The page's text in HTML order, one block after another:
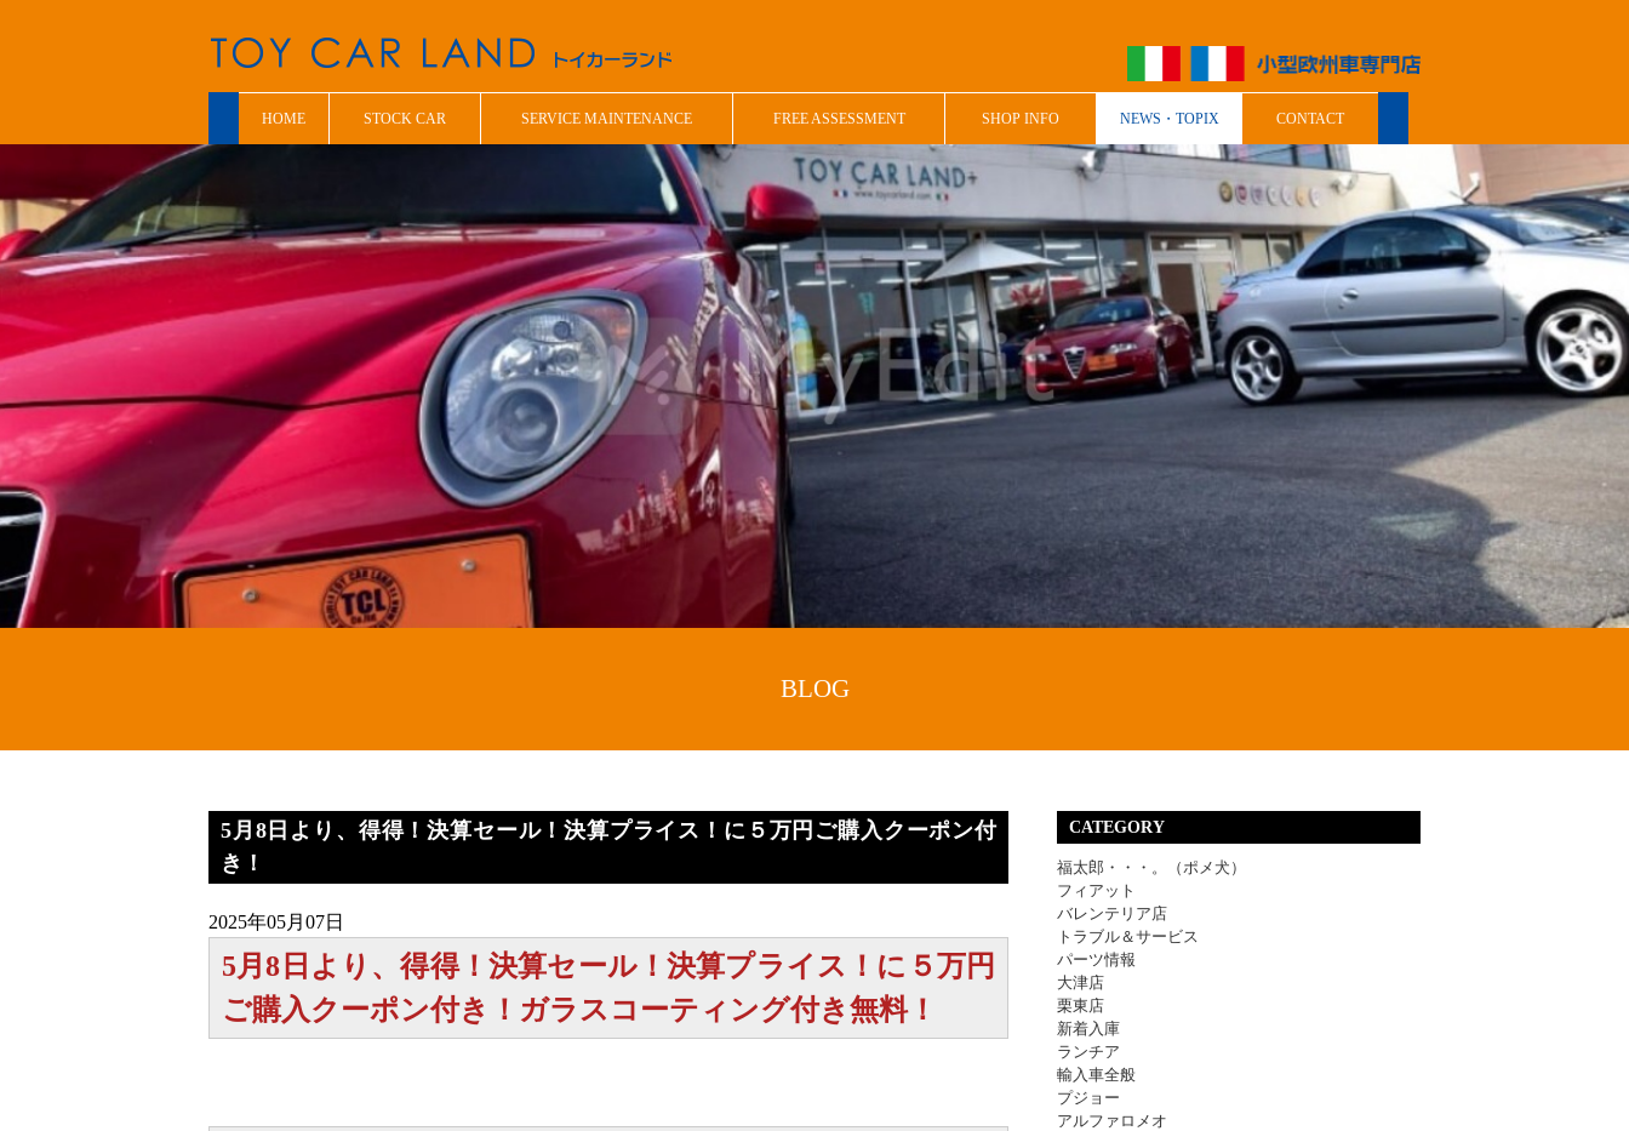
HOME STOCK CAR SERVICE MAINTENANCE FREE ASSESSMENT SHOP INFO NEWS・TOPIX CONTACT
BLOG
5月8日より、得得！決算セール！決算プライス！に５万円ご購入クーポン付
き！
2025年05月07日
5月8日より、得得！決算セール！決算プライス！に５万円
ご購入クーポン付き！ガラスコーティング付き無料！
CATEGORY
福太郎・・・。（ポメ犬）
フィアット
バレンテリア店
トラブル＆サービス
パーツ情報
大津店
栗東店
新着入庫
ランチア
輸入車全般
プジョー
アルファロメオ